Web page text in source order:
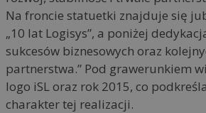
Na froncie statuetki znajduje się
„10 lat Logisys”, a poniżej
sukcesów biznesowych oraz
partnerstwa.” Pod grawerunkiem
logo iSL oraz rok 2015, co
charakter tej realizacji.